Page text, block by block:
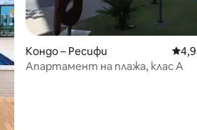
Кондо – Ресифи
Апартамент на плажа, клас А